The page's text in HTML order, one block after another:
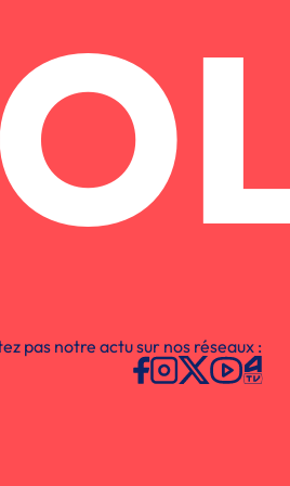
pas notre actu sur nos réseaux :